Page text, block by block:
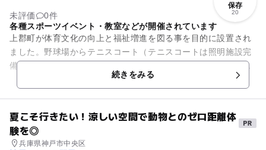
保存
20
未評価
0件
各種スポーツイベント・教室などが開催されています
上郡町が体育文化の向上と福祉増進を図る事を目的に設置され
ました。野球場からテニスコート（テニスコートは照明施設完
備）、トレーニングルームなどさまざまなスポーツを楽しむ事
が出来ます。使用料や使用時...続きをみる
夏こそ行きたい！涼しい空間で動物とのゼロ距離体
験を◎
兵庫県神戸市中央区